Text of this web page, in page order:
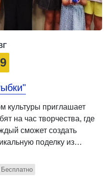
культуры приглашает
на час творчества, где
сможет создать
поделку из
Бесплатно